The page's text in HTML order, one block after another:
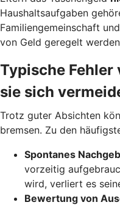
Haushaltsaufgaben
Familiengemeinschaft
von Geld geregelt
Typische Fehler
sie sich
Trotz guter Absichten
bremsen. Zu den
Spontanes
vorzeitig
wird, verliert es
Bewertung von